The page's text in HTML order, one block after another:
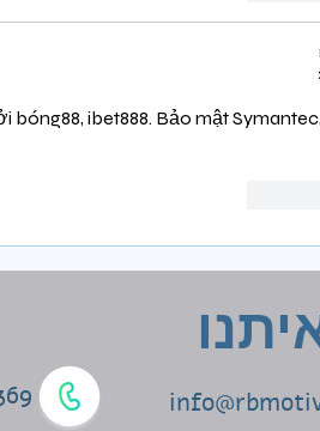
ibet888. Bảo mật Symantec,